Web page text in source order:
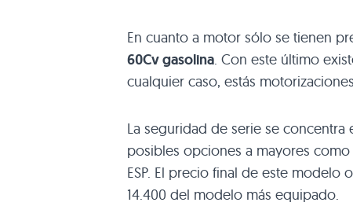
En cuanto a motor sólo se tienen
60Cv gasolina. Con este último
cualquier caso, estás
La seguridad de serie se concentra
posibles opciones a mayores
ESP. El precio final de este modelo
14.400 del modelo más equipado.